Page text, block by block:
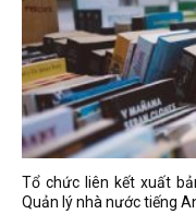
Tổ chức liên kết xuất
Quản lý nhà nước tiếng